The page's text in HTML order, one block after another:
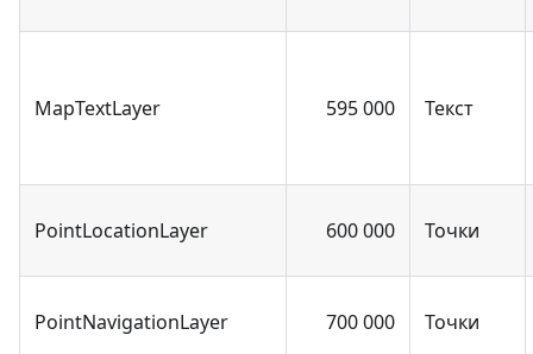
MapTextLayer 595 000 Текст
PointLocationLayer 600 000 Точки
PointNavigationLayer 700 000 Точки